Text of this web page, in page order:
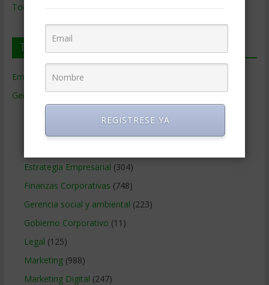
Todos los Temas
Temas de Gerencia
Empresas de Gerencia
Gerencia(9.481)
Estrategia Empresarial (304)
Finanzas Corporativas (748)
Gerencia social y ambiental (223)
Gobierno Corporativo (11)
Legal (125)
Marketing(988)
Marketing Digital (247)
REGISTRESE YA